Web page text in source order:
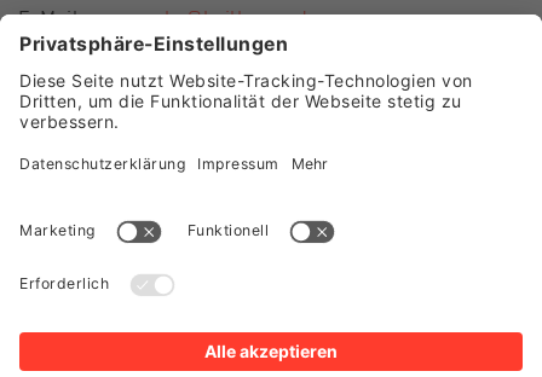
E-Mailmuseen-hn@heilbronn.de
Besuch Museum im Deutschhof
Besuch Kunsthalle Vogelmann
Team
Shop